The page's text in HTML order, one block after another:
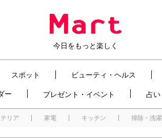
今日をもっと楽しく
スポット ビューティ・ヘルス
ー プレゼント・イベント 占い
リア 家電 キッチン 掃除・洗濯